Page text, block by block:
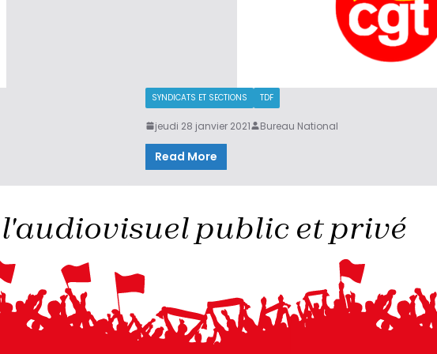
SYNDICATS ET SECTIONS TDF
jeudi 28 janvier 2021 Bureau National
Read More
l'audiovisuel public et privé